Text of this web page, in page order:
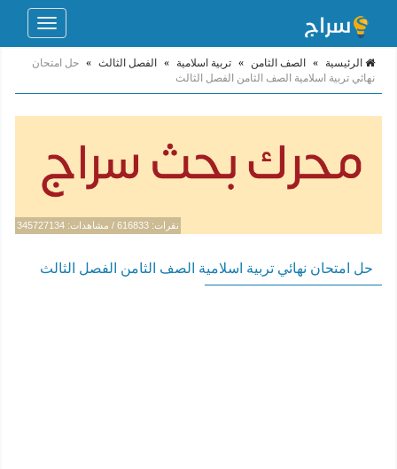
Toggle
الرئيسية » الصف الثامن » تربية اسلامية » الفصل الثالث » حل امتحان
نهائي تربية اسلامية الصف الثامن الفصل الثالث
نقرات: 616833 / مشاهدات: 345727134
حل امتحان نهائي تربية اسلامية الصف الثامن الفصل الثالث